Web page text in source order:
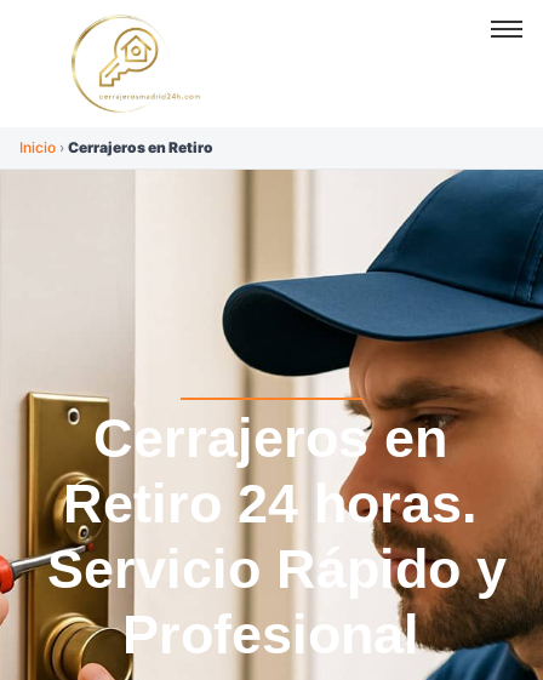
Inicio › Cerrajeros en Retiro
Cerrajeros en
Retiro 24 horas.
Servicio Rápido y
Profesional